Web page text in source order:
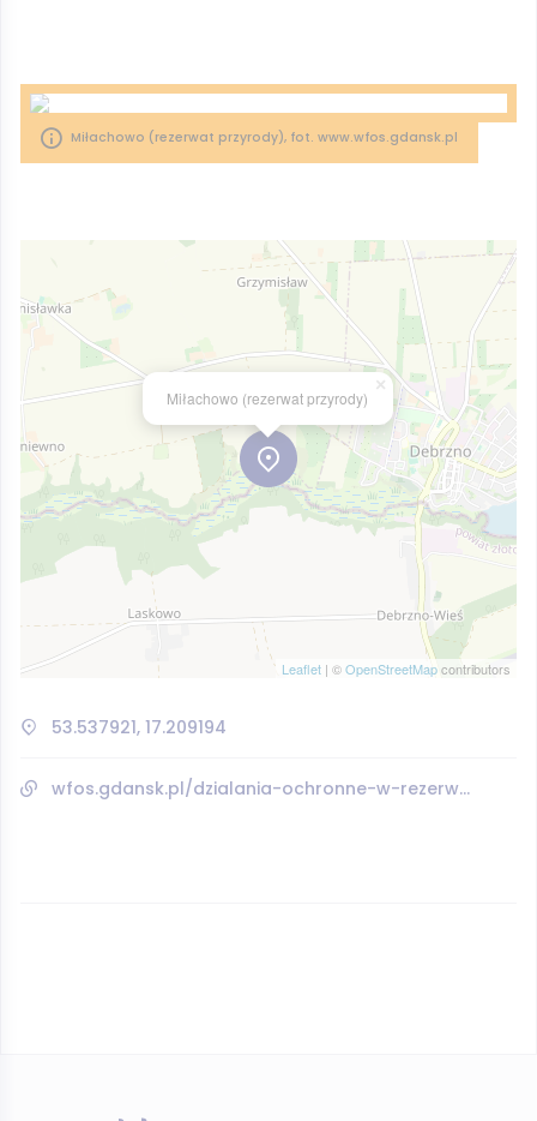
Miłachowo (rezerwat przyrody), fot. www.wfos.gdansk.pl
Miłachowo (rezerwat przyrody)
×
Leaflet | ©OpenStreetMapcontributors
53.537921, 17.209194
wfos.gdansk.pl/dzialania-ochronne-w-rezerwacie-przyrody-milachowo/